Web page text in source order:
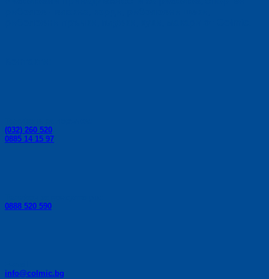
(032) 260 520
0885 14 15 97
0888 520 590
info@colmic.bg